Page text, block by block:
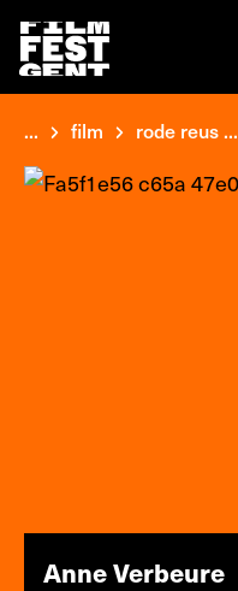
... film rode reus ...
Anne Verbeure